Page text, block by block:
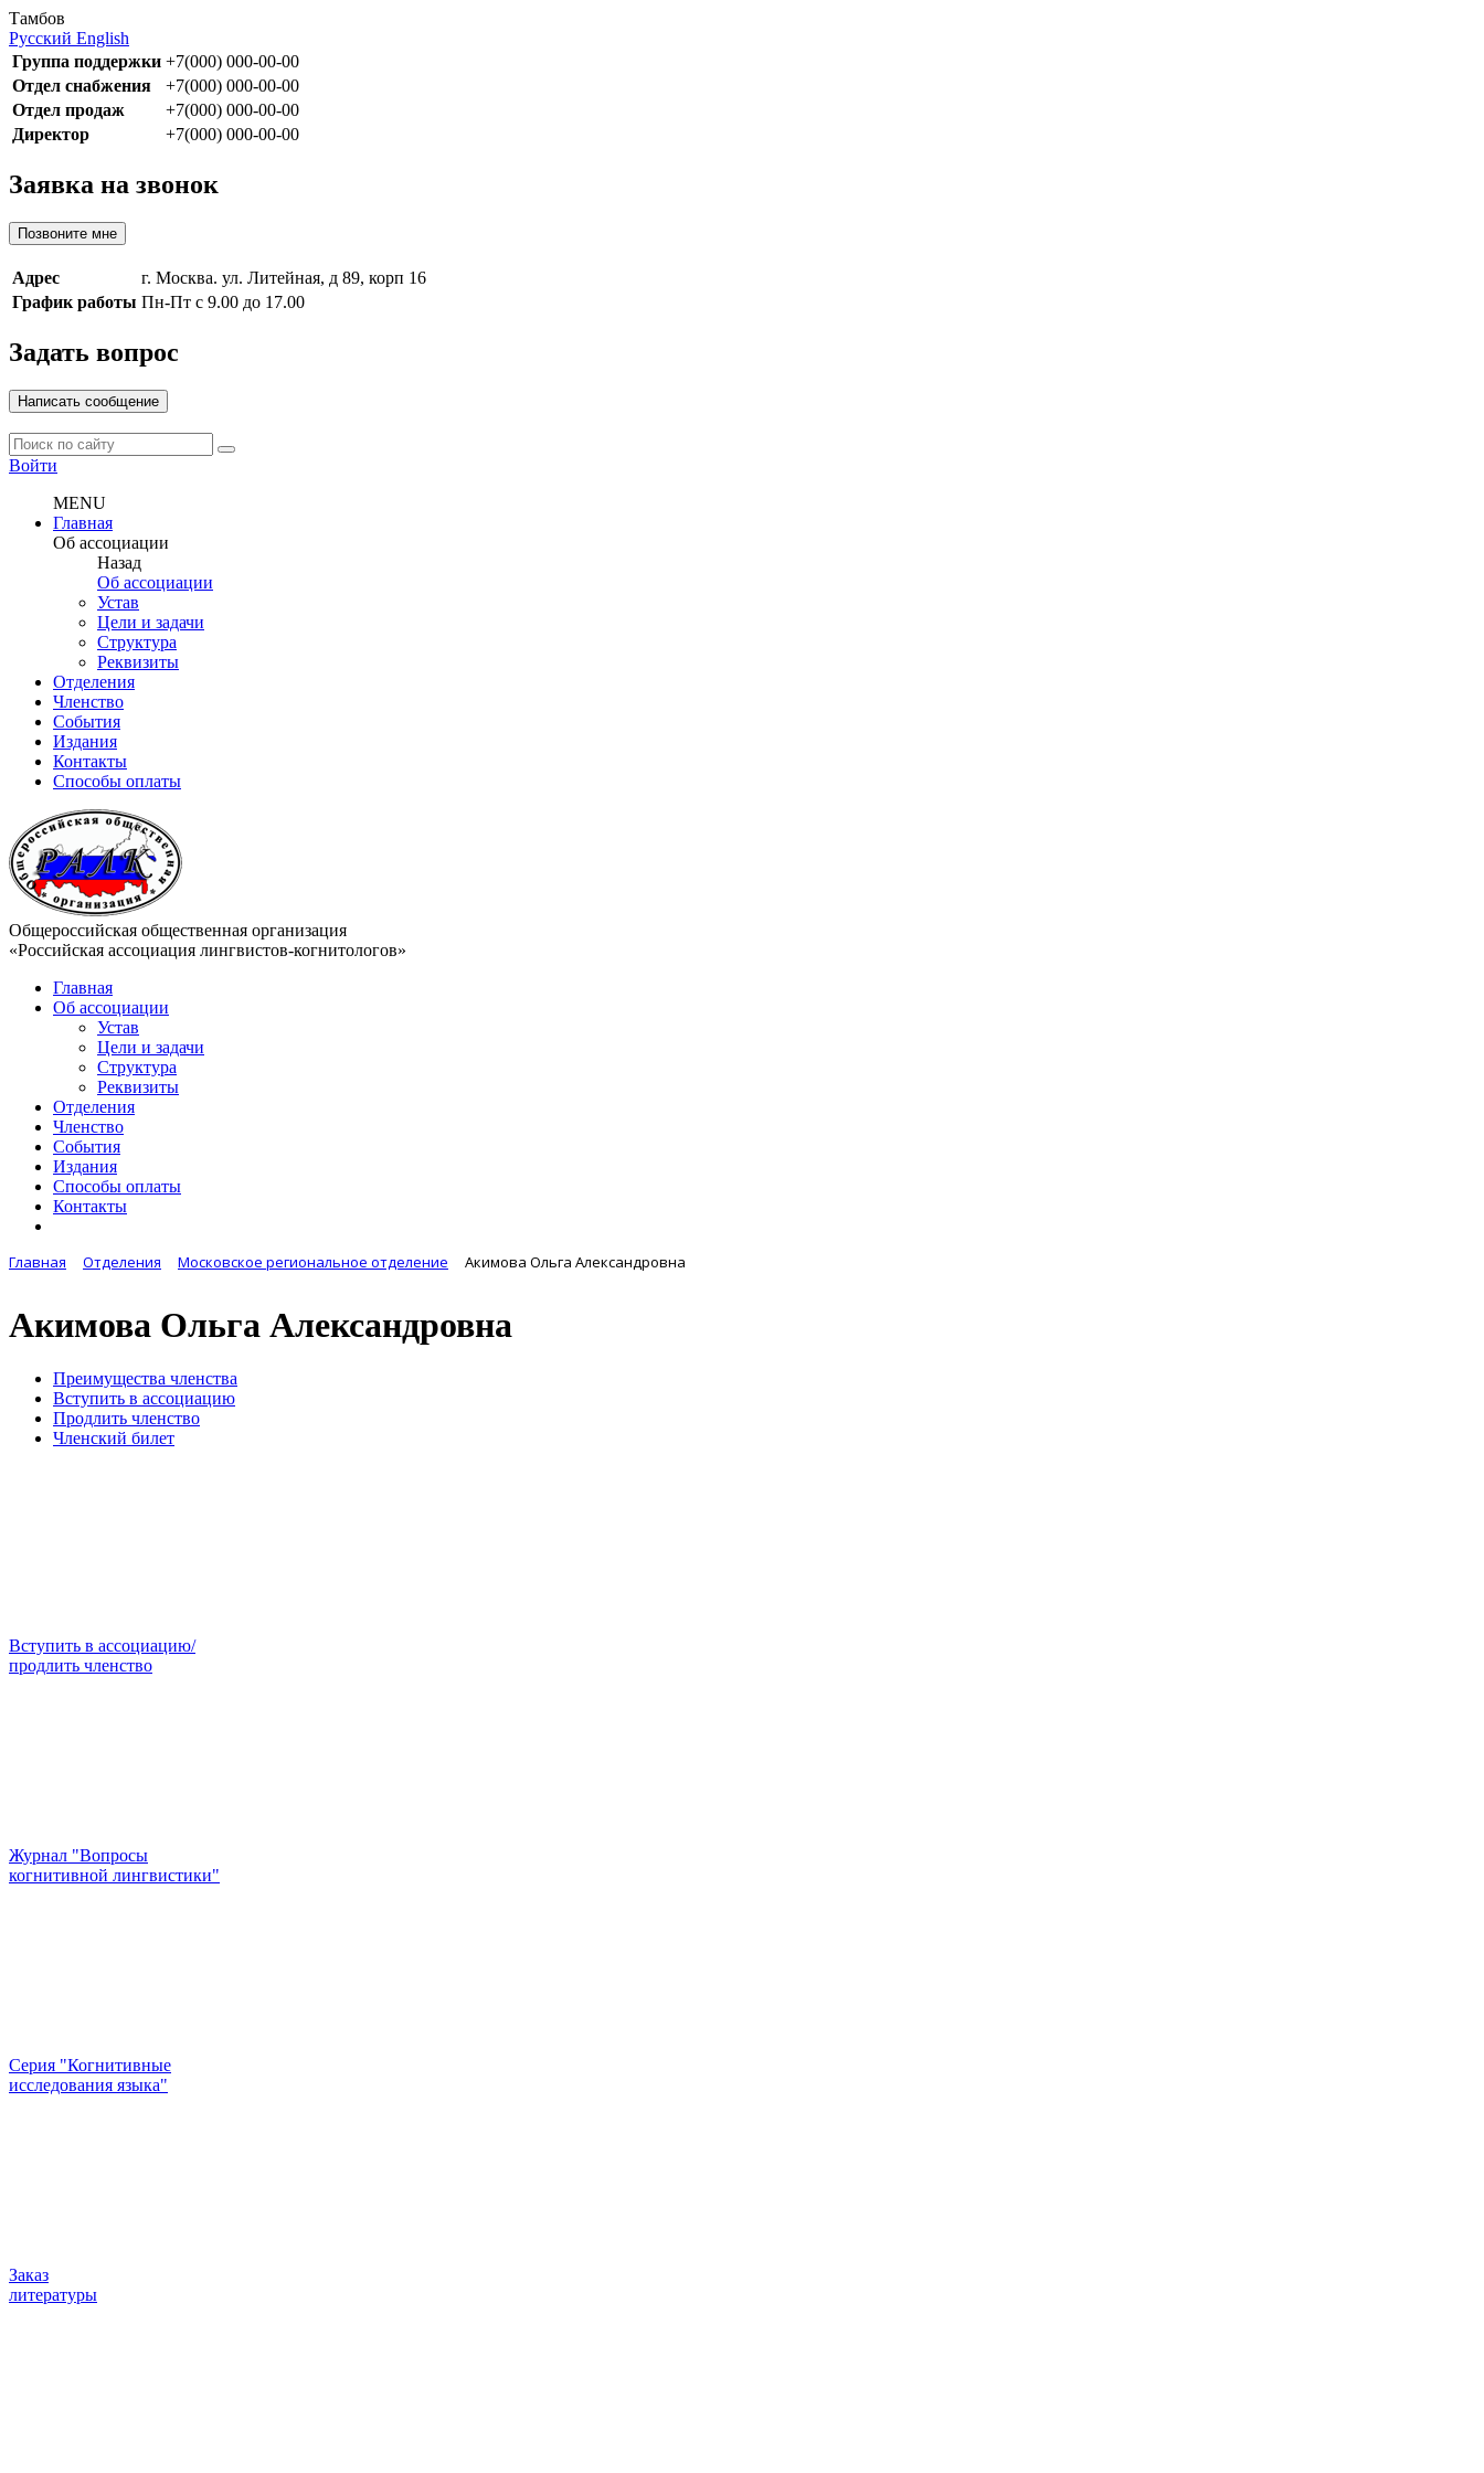
Тамбов
Русский English
Группа поддержки +7(000) 000-00-00
Отдел снабжения
+7(000) 000-00-00
Отдел продаж
+7(000) 000-00-00
Директор
+7(000) 000-00-00
Заявка на звонок
Позвоните мне
Адрес
г. Москва. ул. Литейная, д 89, корп 16
График работы Пн-Пт с 9.00 до 17.00
Задать вопрос
Написать сообщение
Войти
MENU
Главная
Об ассоциации
Назад
Об ассоциации
Устав
Цели и задачи
Структура
Реквизиты
Отделения
Членство
События
Издания
Контакты
Способы оплаты
Общероссийская общественная организация
«Российская ассоциация лингвистов-когнитологов»
Главная
Об ассоциации
Устав
Цели и задачи
Структура
Реквизиты
Отделения
Членство
События
Издания
Способы оплаты
Контакты
Главная Отделения Московское региональное отделение Акимова Ольга Александровна
Акимова Ольга Александровна
Преимущества членства
Вступить в ассоциацию
Продлить членство
Членский билет
Вступить в ассоциацию/
продлить членство
Журнал "Вопросы
когнитивной лингвистики"
Серия "Когнитивные
исследования языка"
Заказ
литературы